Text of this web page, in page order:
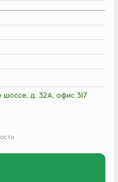
д. 32А, офис 317